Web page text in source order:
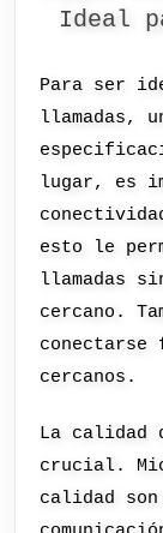
Ideal
Para ser
llamadas,
lugar, es
esto le
llamadas
cercano.
cercanos.
La calidad
crucial.
calidad